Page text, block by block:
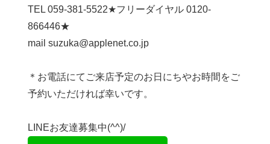
TEL 059-381-5522★フリーダイヤル 0120-
866446★
mail suzuka@applenet.co.jp
＊お電話にてご来店予定のお日にちやお時間をご
予約いただければ幸いです。
LINEお友達募集中(^^)/